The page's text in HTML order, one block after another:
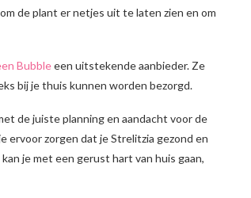
de plant er netjes uit te laten zien en om
Bubbleeen uitstekende aanbieder. Ze
bij je thuis kunnen worden bezorgd.
de juiste planning en aandacht voor de
ervoor zorgen dat je Strelitzia gezond en
je met een gerust hart van huis gaan,